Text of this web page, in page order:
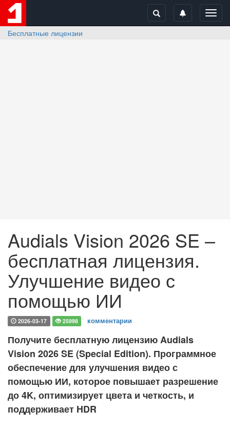
Бесплатные лицензии
Audials Vision 2026 SE –
бесплатная лицензия.
Улучшение видео с
помощью ИИ
2026-03-17 25998 комментарии
Получите бесплатную лицензию Audials
Vision 2026 SE (Special Edition). Программное
обеспечение для улучшения видео с
помощью ИИ, которое повышает разрешение
до 4K, оптимизирует цвета и четкость, и
поддерживает HDR